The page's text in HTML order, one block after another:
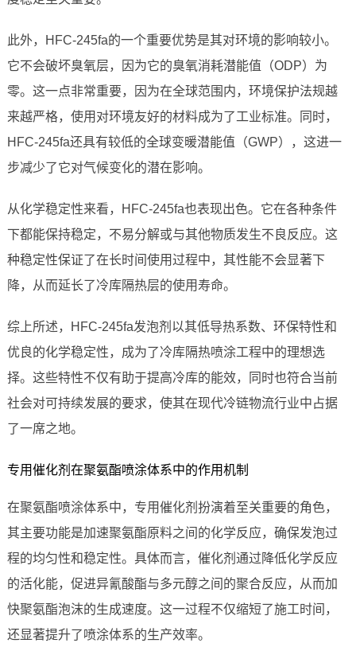
此外，HFC-245fa的一个重要优势是其对环境的影响较小。
它不会破坏臭氧层，因为它的臭氧消耗潜能值（ODP）为
零。这一点非常重要，因为在全球范围内，环境保护法规越
来越严格，使用对环境友好的材料成为了工业标准。同时，
HFC-245fa还具有较低的全球变暖潜能值（GWP），这进一
步减少了它对气候变化的潜在影响。
从化学稳定性来看，HFC-245fa也表现出色。它在各种条件
下都能保持稳定，不易分解或与其他物质发生不良反应。这
种稳定性保证了在长时间使用过程中，其性能不会显著下
降，从而延长了冷库隔热层的使用寿命。
综上所述，HFC-245fa发泡剂以其低导热系数、环保特性和
优良的化学稳定性，成为了冷库隔热喷涂工程中的理想选
择。这些特性不仅有助于提高冷库的能效，同时也符合当前
社会对可持续发展的要求，使其在现代冷链物流行业中占据
了一席之地。
专用催化剂在聚氨酯喷涂体系中的作用机制
在聚氨酯喷涂体系中，专用催化剂扮演着至关重要的角色，
其主要功能是加速聚氨酯原料之间的化学反应，确保发泡过
程的均匀性和稳定性。具体而言，催化剂通过降低化学反应
的活化能，促进异氰酸酯与多元醇之间的聚合反应，从而加
快聚氨酯泡沫的生成速度。这一过程不仅缩短了施工时间，
还显著提升了喷涂体系的生产效率。